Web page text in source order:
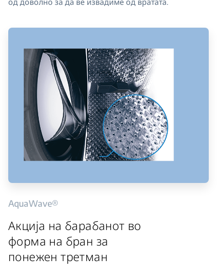
од доволно за да ве извадиме од вратата.
AquaWave®
Акција на барабанот во
форма на бран за
понежен третман